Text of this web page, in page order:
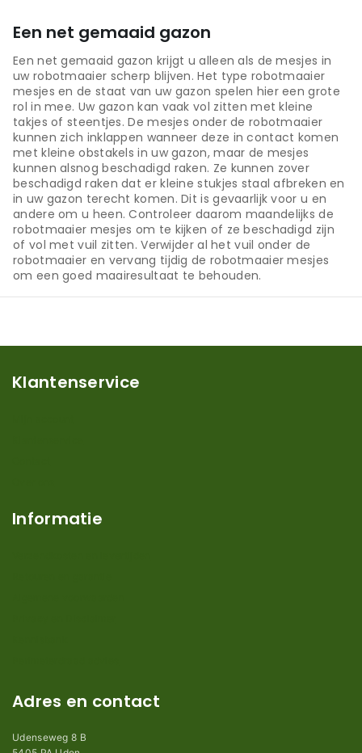
Een net gemaaid gazon
Een net gemaaid gazon krijgt u alleen als de mesjes in
uw robotmaaier scherp blijven. Het type robotmaaier
mesjes en de staat van uw gazon spelen hier een grote
rol in mee. Uw gazon kan vaak vol zitten met kleine
takjes of steentjes. De mesjes onder de robotmaaier
kunnen zich inklappen wanneer deze in contact komen
met kleine obstakels in uw gazon, maar de mesjes
kunnen alsnog beschadigd raken. Ze kunnen zover
beschadigd raken dat er kleine stukjes staal afbreken en
in uw gazon terecht komen. Dit is gevaarlijk voor u en
andere om u heen. Controleer daarom maandelijks de
robotmaaier mesjes om te kijken of ze beschadigd zijn
of vol met vuil zitten. Verwijder al het vuil onder de
robotmaaier en vervang tijdig de robotmaaier mesjes
om een goed maairesultaat te behouden.
Klantenservice
Informatie
Adres en contact
Udenseweg 8 B